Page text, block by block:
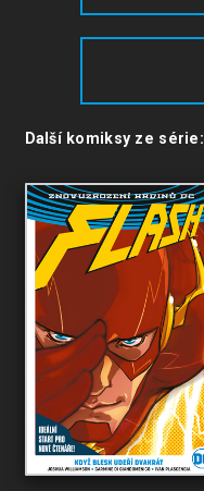
Další komiksy ze série: